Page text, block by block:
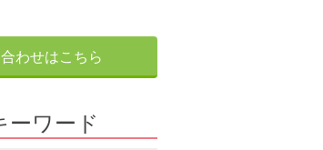
わせはこちら
ーワード